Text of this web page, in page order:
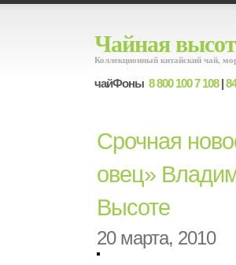
Чайная
Коллекционный китайский чай,
чайФоны 8 800 100 7 108|
Срочная
овец»
Высоте
20 марта, 2010